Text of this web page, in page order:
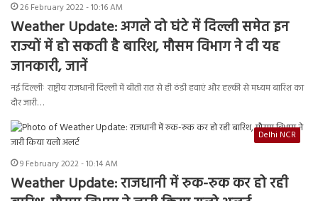
26 February 2022 - 10:16 AM
Weather Update: अगले दो घंटे में दिल्ली समेत इन
राज्यों में हो सकती है बारिश, मौसम विभाग ने दी यह
जानकारी, जानें
नई दिल्लीः राष्ट्रीय राजधानी दिल्ली में बीती रात से ही ठंडी हवाएं और हल्की से मध्यम बारिश का
दौर जारी…
Delhi NCR
9 February 2022 - 10:14 AM
Weather Update: राजधानी में रुक-रुक कर हो रही